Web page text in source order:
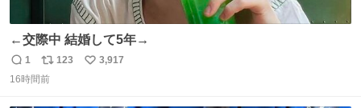
←交際中 結婚して5年→
返
信
1
リ
ポ
123
い
3,917
16時間前